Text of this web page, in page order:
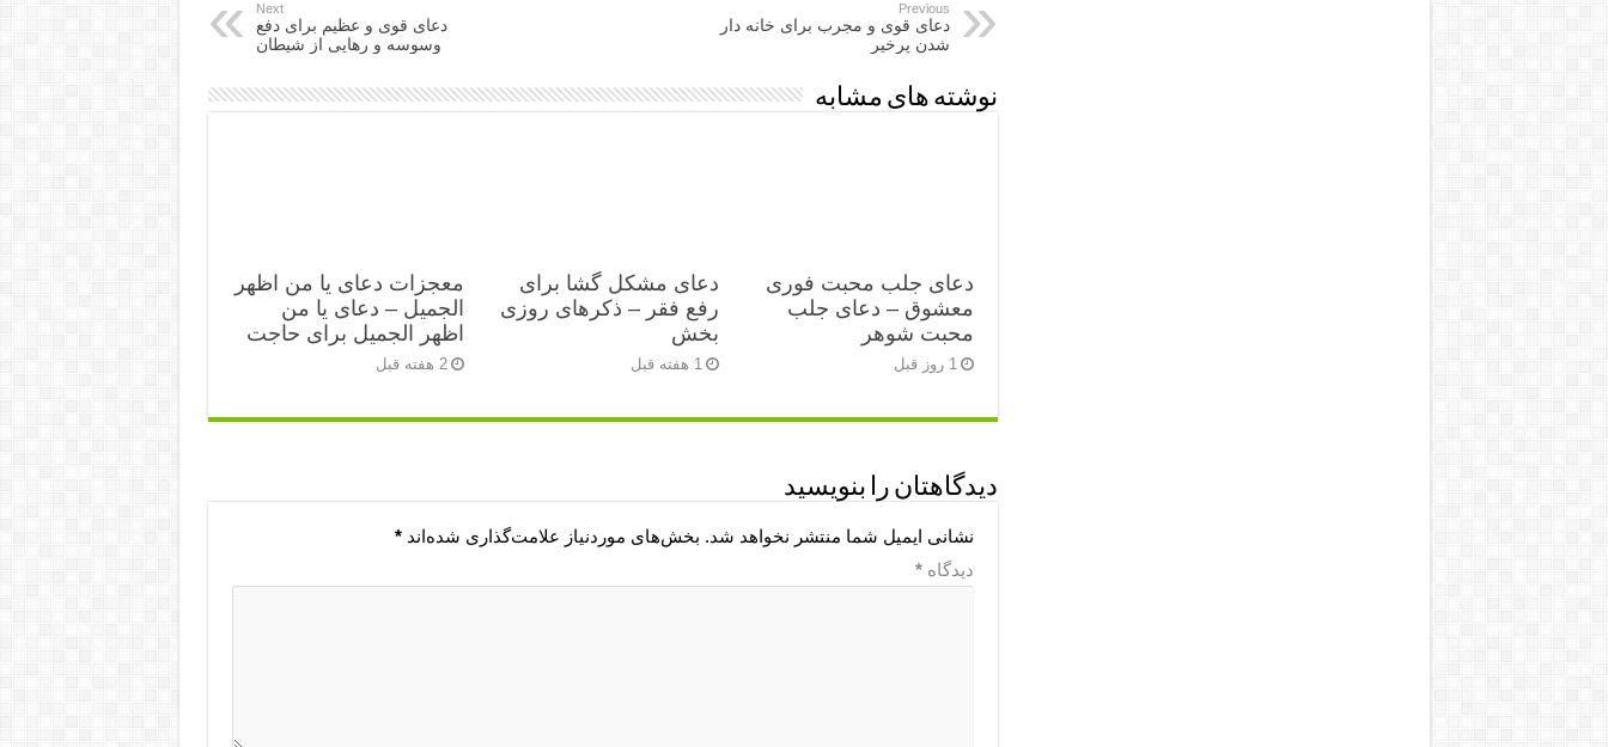
Previous
دعای قوی و مجرب برای خانه دار
شدن پرخیر
Next
دعای قوی و عظیم برای دفع
وسوسه و رهایی از شیطان
نوشته های مشابه
دعای جلب محبت فوری
معشوق – دعای جلب
محبت شوهر
1 روز قبل
دعای مشکل گشا برای
رفع فقر – ذکرهای روزی‌
بخش
1 هفته قبل
معجزات دعای یا من اظهر
الجمیل – دعای یا من
اظهر الجمیل برای حاجت
2 هفته قبل
دیدگاهتان را بنویسید
نشانی ایمیل شما منتشر نخواهد شد. بخش‌های موردنیاز علامت‌گذاری شده‌اند*
دیدگاه*